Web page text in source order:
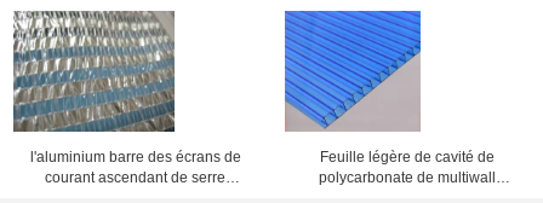
l'aluminium barre des écrans de
courant ascendant de serre
Feuille légère de cavité de
polycarbonate de multiwall